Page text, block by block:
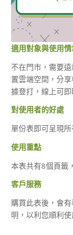
適用對象與使用情
不在門市，需要
置雲端空間，分
據登打，線上可
對使用者的好處
單份表即可呈現
使用重點
本表共有8個頁籤
客戶服務
購買此表後，會
明，以利您順利